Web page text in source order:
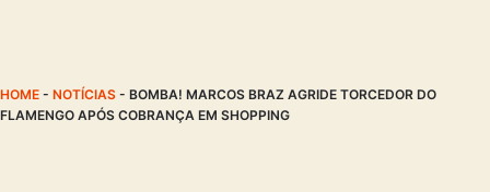
HOME - NOTÍCIAS - BOMBA! MARCOS BRAZ AGRIDE TORCEDOR DO
FLAMENGO APÓS COBRANÇA EM SHOPPING